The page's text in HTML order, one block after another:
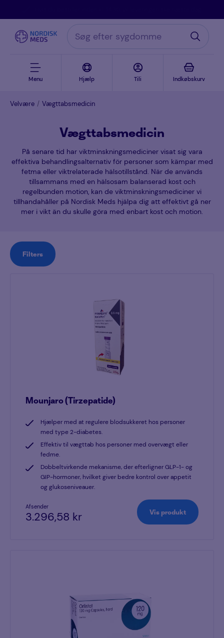
Menu Hjælp Tili Indkøbskurv
Velvære Vægttabsmedicin
Vægttabsmedicin
På senare tid har viktminskningsmediciner visat sig vara
effektiva behandlingsalternativ för personer som kämpar med
fetma eller viktrelaterade hälsotillstånd. När de används
tillsammans med en hälsosam balanserad kost och
regelbunden motion, kan de viktminskningsmediciner vi
tillhandahåller på Nordisk Meds hjälpa dig att effektivt gå ner
mer i vikt än du skulle göra med enbart kost och motion.
Filters
Mounjaro (Tirzepatide)
Hjælper med at regulere blodsukkeret hos personer
med type 2-diabetes.
Effektiv til vægttab hos personer med overvægt eller
fedme.
Dobbeltvirkende mekanisme, der efterligner GLP-1- og
GIP-hormoner, hvilket giver bedre kontrol over appetit
og glukoseniveauer.
Afsender
3.296,58 kr Vis produkt